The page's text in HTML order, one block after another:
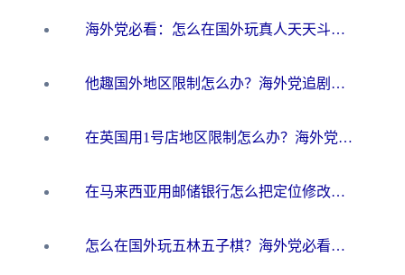
海外党必看：怎么在国外玩真人天天斗地主？附证券开户、音乐定位修改全攻略
他趣国外地区限制怎么办？海外党追剧听歌看直播的一站式解决方案
在英国用1号店地区限制怎么办？海外党必看的回国加速全攻略
在马来西亚用邮储银行怎么把定位修改到中国国内？3个海外生活痛点一次解决
怎么在国外玩五林五子棋？海外党必看的回国加速全攻略（附优酷荔枝FM解决方法）